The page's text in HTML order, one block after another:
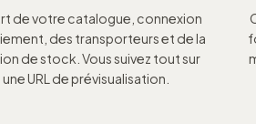
de votre catalogue, connexion
des transporteurs et de la
de stock. Vous suivez tout sur
une URL de prévisualisation.